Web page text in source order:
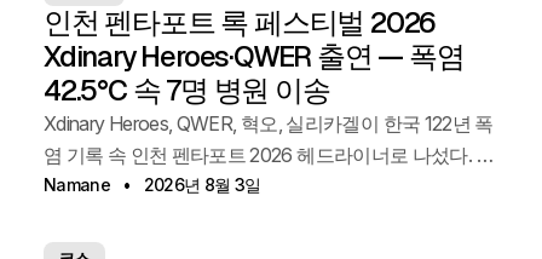
인천 펜타포트 록 페스티벌 2026
Xdinary Heroes·QWER 출연 — 폭염
42.5°C 속 7명 병원 이송
Xdinary Heroes, QWER, 혁오, 실리카겔이 한국 122년 폭
염 기록 속 인천 펜타포트 2026 헤드라이너로 나섰다. 사
흘간 팬 7명이 병원으로 이송됐다. 2026년 8월 야외 공
유.
Namane 2026년 8월 3일